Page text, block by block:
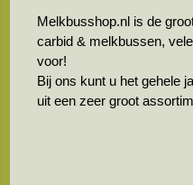
Melkbusshop.nl is de
carbid & melkbussen,
voor!
Bij ons kunt u het gehele
uit een zeer groot